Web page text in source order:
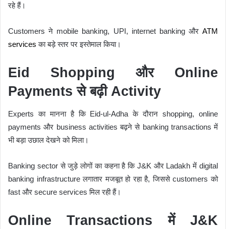
रहे हैं।
Customers ने mobile banking, UPI, internet banking और ATM
services का बड़े स्तर पर इस्तेमाल किया।
Eid Shopping और Online
Payments से बढ़ी Activity
Experts का मानना है कि Eid-ul-Adha के दौरान shopping, online
payments और business activities बढ़ने से banking transactions में
भी बड़ा उछाल देखने को मिला।
Banking sector से जुड़े लोगों का कहना है कि J&K और Ladakh में digital
banking infrastructure लगातार मजबूत हो रहा है, जिससे customers को
fast और secure services मिल रही हैं।
Online Transactions में J&K